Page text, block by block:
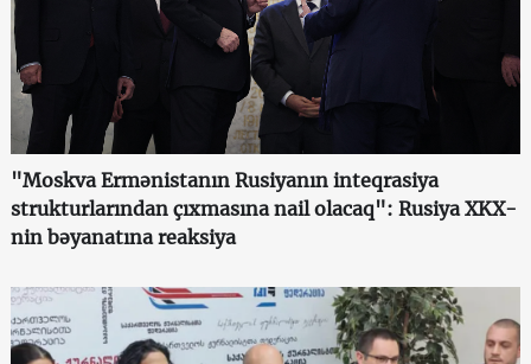
"Moskva Ermənistanın Rusiyanın inteqrasiya
strukturlarından çıxmasına nail olacaq": Rusiya XKX-
nin bəyanatına reaksiya